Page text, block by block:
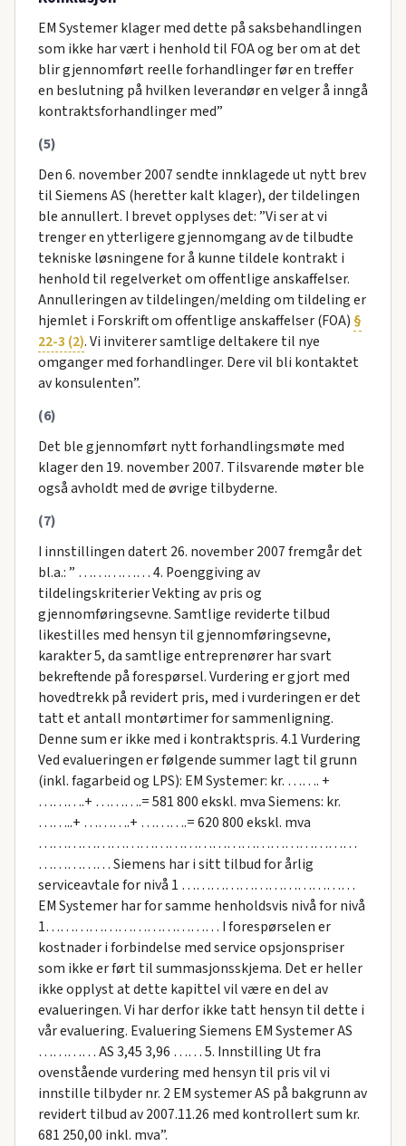
EM Systemer klager med dette på saksbehandlingen
som ikke har vært i henhold til FOA og ber om at det
blir gjennomført reelle forhandlinger før en treffer
en beslutning på hvilken leverandør en velger å inngå
kontraktsforhandlinger med”
(5)
Den 6. november 2007 sendte innklagede ut nytt brev
til Siemens AS (heretter kalt klager), der tildelingen
ble annullert. I brevet opplyses det: ”Vi ser at vi
trenger en ytterligere gjennomgang av de tilbudte
tekniske løsningene for å kunne tildele kontrakt i
henhold til regelverket om offentlige anskaffelser.
Annulleringen av tildelingen/melding om tildeling er
hjemlet i Forskrift om offentlige anskaffelser (FOA) §
22-3 (2). Vi inviterer samtlige deltakere til nye
omganger med forhandlinger. Dere vil bli kontaktet
av konsulenten”.
(6)
Det ble gjennomført nytt forhandlingsmøte med
klager den 19. november 2007. Tilsvarende møter ble
også avholdt med de øvrige tilbyderne.
(7)
I innstillingen datert 26. november 2007 fremgår det
bl.a.: ” …………… 4. Poenggiving av
tildelingskriterier Vekting av pris og
gjennomføringsevne. Samtlige reviderte tilbud
likestilles med hensyn til gjennomføringsevne,
karakter 5, da samtlige entreprenører har svart
bekreftende på forespørsel. Vurdering er gjort med
hovedtrekk på revidert pris, med i vurderingen er det
tatt et antall montørtimer for sammenligning.
Denne sum er ikke med i kontraktspris. 4.1 Vurdering
Ved evalueringen er følgende summer lagt til grunn
(inkl. fagarbeid og LPS): EM Systemer: kr. ……. +
……….+ ……….= 581 800 ekskl. mva Siemens: kr.
……..+ ……….+ ……….= 620 800 ekskl. mva
…………………………………………………………
…………… Siemens har i sitt tilbud for årlig
serviceavtale for nivå 1 ………………………………
EM Systemer har for samme henholdsvis nivå for nivå
1……………………………… I forespørselen er
kostnader i forbindelse med service opsjonspriser
som ikke er ført til summasjonsskjema. Det er heller
ikke opplyst at dette kapittel vil være en del av
evalueringen. Vi har derfor ikke tatt hensyn til dette i
vår evaluering. Evaluering Siemens EM Systemer AS
………… AS 3,45 3,96 …… 5. Innstilling Ut fra
ovenstående vurdering med hensyn til pris vil vi
innstille tilbyder nr. 2 EM systemer AS på bakgrunn av
revidert tilbud av 2007.11.26 med kontrollert sum kr.
681 250,00 inkl. mva”.